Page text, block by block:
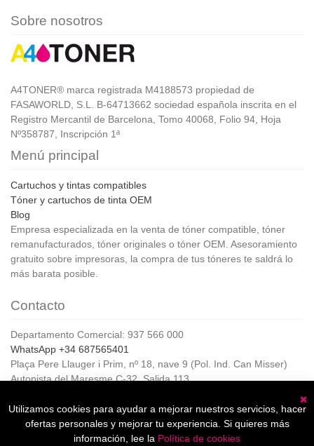
Sobre nosotros
A4TONER® marca registrada M4188573 propiedad de
FASAWORLD, S.L. B-64713662 sociedad española inscrita en el
Registro Mercantil de Barcelona, Tomo 40068, Folio 94, Hoja
Nº358787, Inscripción 1ª
Menú principal
Cartuchos y tintas compatibles
Tóner y cartuchos de tinta OEM
Blog
Empresa especializada en la venta de tóner compatible, tóner
remanufacturados, tóner originales o tóner OEM. Asesoramiento
gratuito sobre impresoras, la compra de tus tóneres te saldrá lo
más barata posible.
Contacto
Departamento Comercial: 937 566 000
WhatsApp +34 687565401
Plaça Pere Llauger i Prim, nº 18, nave 9 (Pol. Ind. Can Misser)
Autopista del Maresme C-32, Salida 113
Horario de Atención al cliente:
De lunes a jueves de 8:00 a 17:00,
Viernes de 8:00 a 15:00
Utilizamos cookies para ayudar a mejorar nuestros servicios, hacer
ofertas personales y mejorar tu experiencia. Si quieres más
información, lee la Política de cookies